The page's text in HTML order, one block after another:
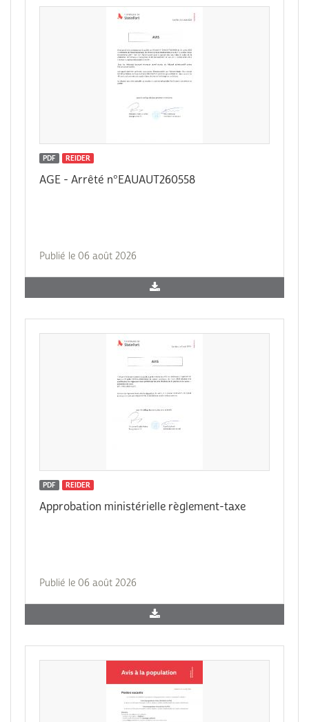
PDF REIDER
AGE - Arrêté n°EAUAUT260558
Publié le 06 août 2026
PDF REIDER
Approbation ministérielle règlement-taxe
Publié le 06 août 2026